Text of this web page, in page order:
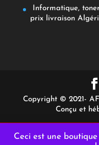
Ceci est une
Informatique,
prix livraison
Copyright © 2021-
Conçu et